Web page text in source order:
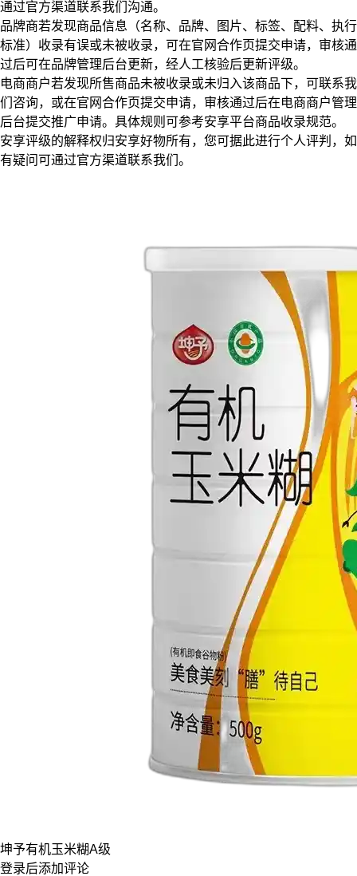
通过官方渠道联系我们沟通。
品牌商若发现商品信息（名称、品牌、图片、标签、配料、执行
标准）收录有误或未被收录，可在官网合作页提交申请，审核通
过后可在品牌管理后台更新，经人工核验后更新评级。
电商商户若发现所售商品未被收录或未归入该商品下，可联系我
们咨询，或在官网合作页提交申请，审核通过后在电商商户管理
后台提交推广申请。具体规则可参考安享平台商品收录规范。
安享评级的解释权归安享好物所有，您可据此进行个人评判，如
有疑问可通过官方渠道联系我们。
坤予有机玉米糊A级
登录后添加评论